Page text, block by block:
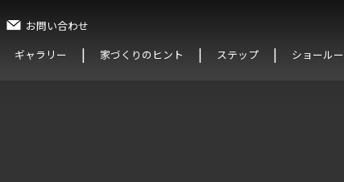
お問い合わせ
ギャラリー 家づくりのヒント ステップ ショール